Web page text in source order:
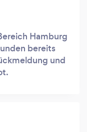
Hamburg
bereits
und